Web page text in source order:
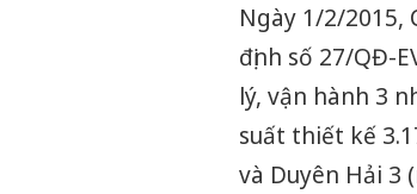
Ngày 1/2/
định số 27/QĐ-
lý, vận hành 3
suất thiết kế
và Duyên Hải 3